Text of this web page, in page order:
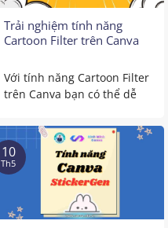
Trải nghiệm tính năng
Cartoon Filter trên Canva
Với tính năng Cartoon Filter
trên Canva bạn có thể dễ
10
Th5